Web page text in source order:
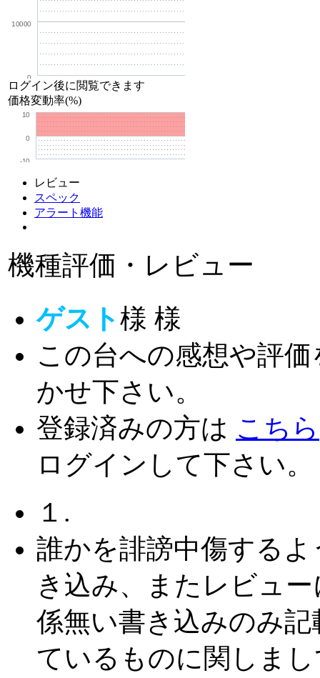
0
10000
ログイン後に閲覧できます
価格変動率(%)
-10
0
10
レビュー
スペック
アラート機能
機種評価・レビュー
ゲスト様 様
この台への感想や評価
かせ下さい。
登録済みの方は こちら
ログインして下さい。
１.
誰かを誹謗中傷するよ
き込み、またレビュー
係無い書き込みのみ記
ているものに関しま